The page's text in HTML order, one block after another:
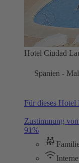
Hotel Ciudad
Spanien -
Für dieses
Zustimmung
91%